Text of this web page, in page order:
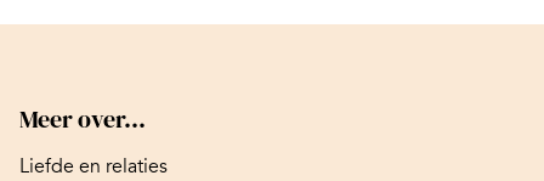
Meer over...
Liefde en relaties